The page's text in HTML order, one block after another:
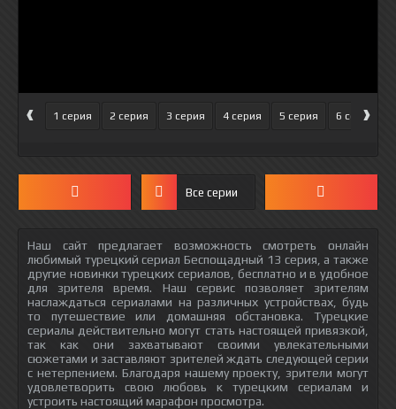
‹ 1 серия 2 серия 3 серия 4 серия 5 серия 6 серия
›
Все серии
Наш сайт предлагает возможность смотреть онлайн
любимый турецкий сериал Беспощадный 13 серия, а также
другие новинки турецких сериалов, бесплатно и в удобное
для зрителя время. Наш сервис позволяет зрителям
наслаждаться сериалами на различных устройствах, будь
то путешествие или домашняя обстановка. Турецкие
сериалы действительно могут стать настоящей привязкой,
так как они захватывают своими увлекательными
сюжетами и заставляют зрителей ждать следующей серии
с нетерпением. Благодаря нашему проекту, зрители могут
удовлетворить свою любовь к турецким сериалам и
устроить настоящий марафон просмотра.